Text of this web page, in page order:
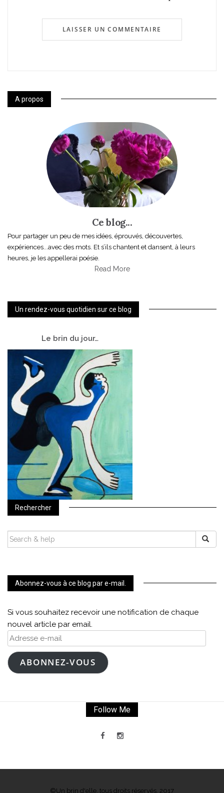
A propos
Ce blog...
Pour partager un peu de mes idées, éprouvés, découvertes,
expériences...avec des mots. Et s’ils chantent et dansent, à leurs
heures, je les appellerai poésie.
Read More
Un rendez-vous quotidien sur ce blog
Le brin du jour…
Rechercher
SEARCH
FOR:
Abonnez-vous à ce blog par e-mail.
Si vous souhaitez recevoir une notification de chaque
nouvel article par email.
Adresse
e-
mailABONNEZ-VOUS
Follow Me
©Un brin d'elle, tous droits réservés, 2017